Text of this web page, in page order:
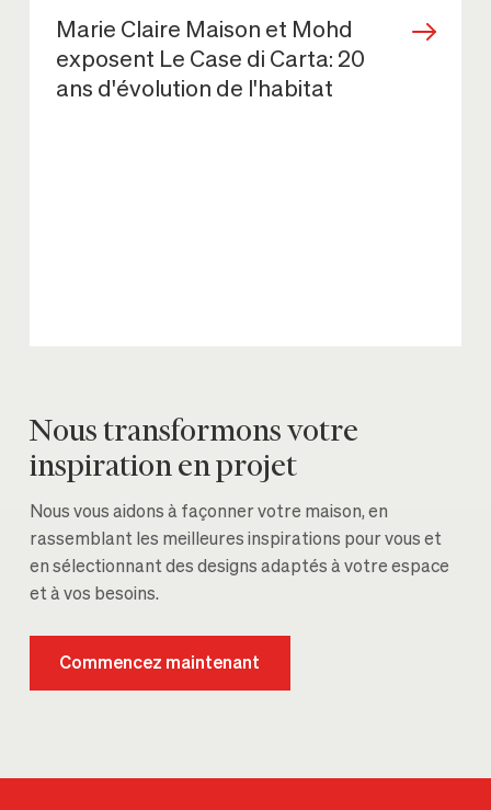
Marie Claire Maison et Mohd
exposent Le Case di Carta: 20
ans d'évolution de l'habitat
Nous transformons votre
inspiration en projet
Nous vous aidons à façonner votre maison, en
rassemblant les meilleures inspirations pour vous et
en sélectionnant des designs adaptés à votre espace
et à vos besoins.
Commencez maintenant